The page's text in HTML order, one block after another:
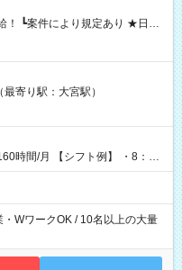
の日に現金GET♪ お仕事後はコ
！ 【試用期間】試
寄り駅：大宮駅）
例】 ・8：00
WワークOK / 10名以上の大量